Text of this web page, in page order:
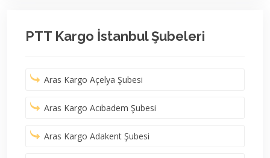
PTT Kargo İstanbul Şubeleri
Aras Kargo Açelya Şubesi
Aras Kargo Acıbadem Şubesi
Aras Kargo Adakent Şubesi